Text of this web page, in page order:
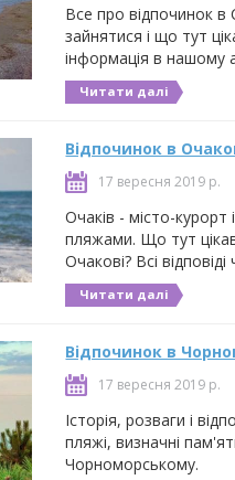
Все про відпочинок в
зайнятися і що тут
інформація в нашому
Читати далі
Відпочинок в
17 вересня 2019 р.
Очаків - місто-
пляжами. Що тут
Очакові? Всі
Читати далі
Відпочинок в
17 вересня 2019 р.
Історія, розваги і
пляжі, визначні
Чорноморському.